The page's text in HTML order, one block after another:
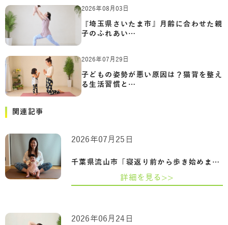
2026年08月03日
『埼玉県さいたま市』月齢に合わせた親
子のふれあい…
2026年07月29日
子どもの姿勢が悪い原因は？猫背を整え
る生活習慣と…
関連記事
千葉県流山市「寝返り前から歩き始めまで…
2026年07月25日
詳細を見る>>
2026年06月24日